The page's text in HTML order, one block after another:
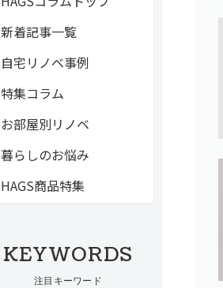
新着記事一覧
自宅リノベ事例
特集コラム
お部屋別リノベ
暮らしのお悩み
HAGS商品特集
KEYWORDS
注目キーワード